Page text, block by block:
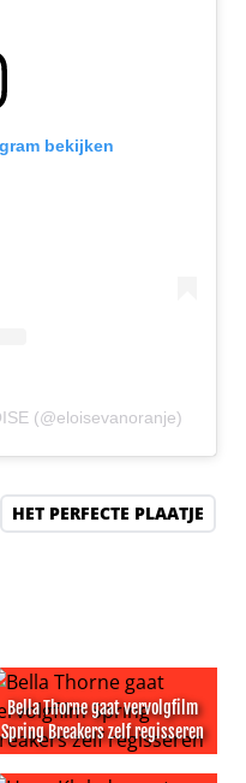
bekijken
(@eloisevanoranje)
HET PERFECTE PLAATJE
Perez Hilton
Bella Thorne gaat vervolgfilm
Spring Breakers zelf regisseren
Thorne gaat